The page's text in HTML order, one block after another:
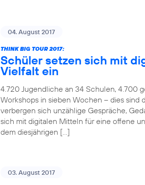
04. August 2017
THINK BIG TOUR 2017:
Schüler setzen sich mit
Vielfalt ein
4.720 Jugendliche an 34 Schulen, 4.700
Workshops in sieben Wochen – dies sind
verbergen sich unzählige Gespräche,
sich mit digitalen Mitteln für eine offene
dem diesjährigen […]
03. August 2017